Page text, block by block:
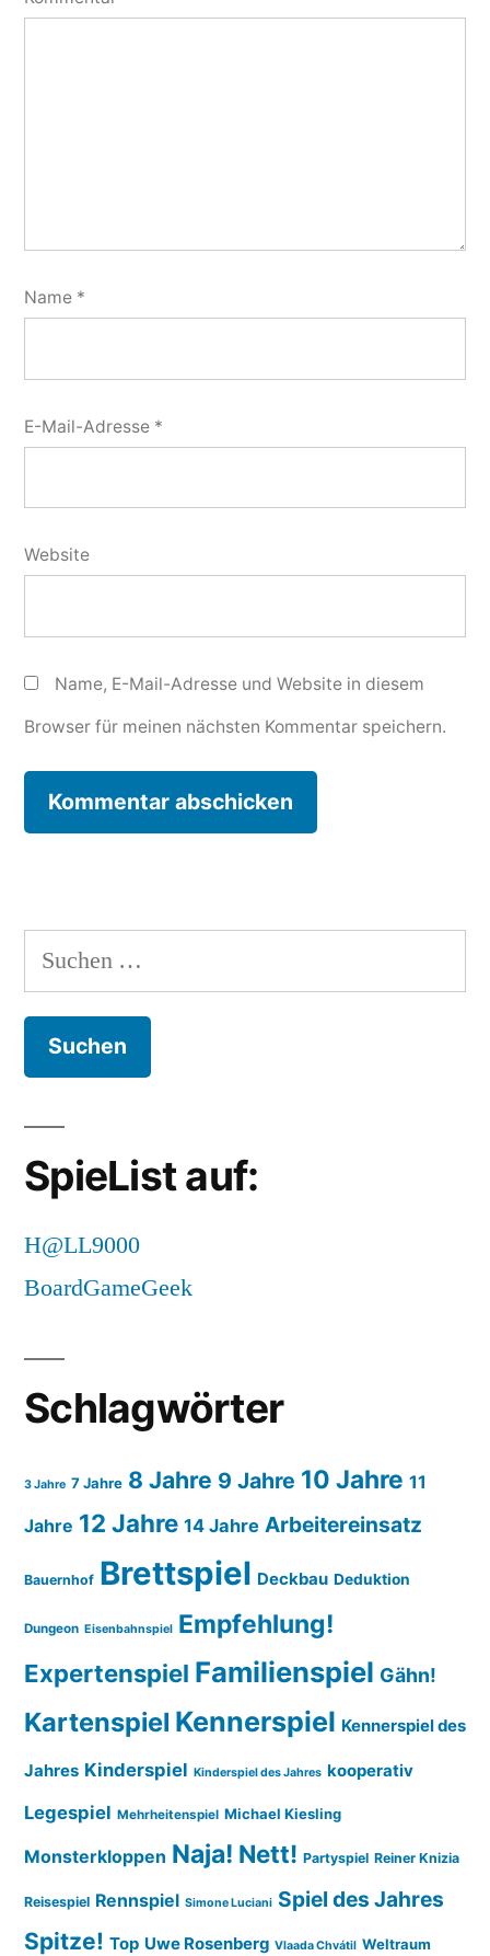
Name *
E-Mail-Adresse *
Website
Name, E-Mail-Adresse und Website in diesem
Browser für meinen nächsten Kommentar speichern.
Suchen
nach:
SpieList auf:
H@LL9000
BoardGameGeek
Schlagwörter
3 Jahre 7 Jahre 8 Jahre 9 Jahre 10 Jahre 11
Jahre 12 Jahre 14 Jahre Arbeitereinsatz
Bauernhof Brettspiel Deckbau Deduktion
Dungeon Eisenbahnspiel Empfehlung!
Expertenspiel Familienspiel Gähn!
Kartenspiel Kennerspiel Kennerspiel des
Jahres Kinderspiel Kinderspiel des Jahres kooperativ
Legespiel Mehrheitenspiel Michael Kiesling
Monsterkloppen Naja! Nett! Partyspiel Reiner Knizia
Reisespiel Rennspiel Simone Luciani Spiel des Jahres
Spitze! Top Uwe Rosenberg Vlaada Chvátil Weltraum